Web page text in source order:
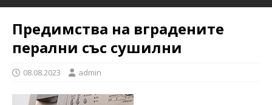
Предимства на вградените
перални със сушилни
08.08.2023 admin